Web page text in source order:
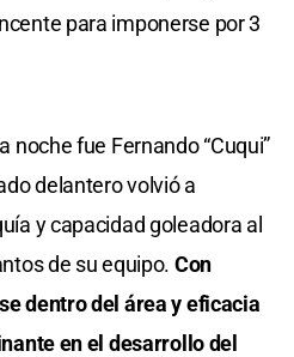
para imponerse por 3
noche fue Fernando “Cuqui”
delantero volvió a
y capacidad goleadora al
de su equipo. Con
dentro del área y eficacia
en el desarrollo del